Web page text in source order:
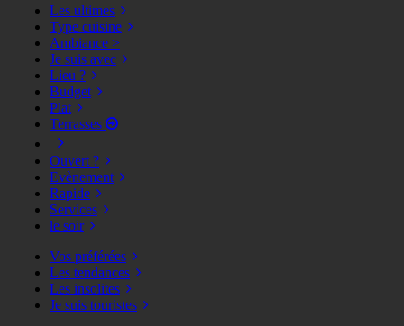
Les ultimes
Type cuisine
Ambiance >
Je suis avec
Lieu ?
Budget
Plat
Terrasses
Ouvert ?
Evènement
Rapide
Services
le soir
Vos préférées
Les tendances
Les insolites
Je suis touristes